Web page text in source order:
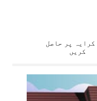
کرایہ پر حاصل
کریں